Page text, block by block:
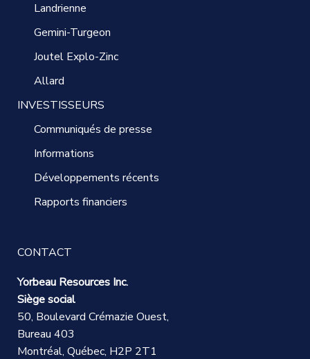
Landrienne
Gemini-Turgeon
Joutel Explo-Zinc
Allard
INVESTISSEURS
Communiqués de presse
Informations
Développements récents
Rapports financiers
CONTACT
Yorbeau Resources Inc.
Siège social
50, Boulevard Crémazie Ouest,
Bureau 403
Montréal, Québec, H2P 2T1